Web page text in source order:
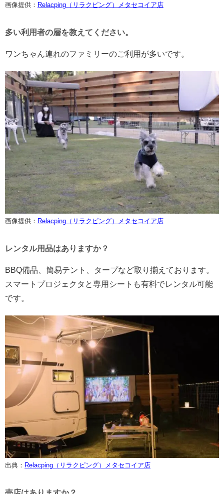
画像提供： Relacping（リラクピング）メタセコイア店
多い利用者の層を教えてください。
ワンちゃん連れのファミリーのご利用が多いです。
画像提供： Relacping（リラクピング）メタセコイア店
レンタル用品はありますか？
BBQ備品、簡易テント、タープなど取り揃えております。
スマートプロジェクタと専用シートも有料でレンタル可能
です。
出典： Relacping（リラクピング）メタセコイア店